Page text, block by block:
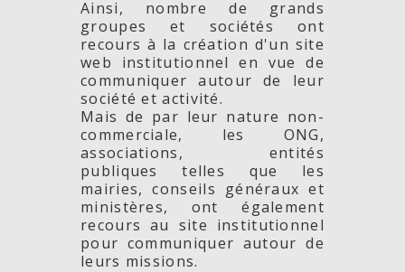
Ainsi, nombre de grands
groupes et sociétés ont
recours à la création d'un site
web institutionnel en vue de
communiquer autour de leur
société et activité.
Mais de par leur nature non-
commerciale, les ONG,
associations, entités
publiques telles que les
mairies, conseils généraux et
ministères, ont également
recours au site institutionnel
pour communiquer autour de
leurs missions.